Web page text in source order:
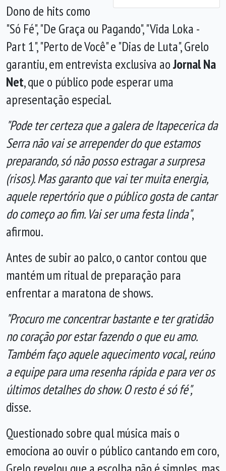
Dono de hits como
"Só Fé", "De Graça ou Pagando", "Vida Loka -
Part 1", "Perto de Você" e "Dias de Luta", Grelo
garantiu, em entrevista exclusiva aoJornal Na
Net, que o público pode esperar uma
apresentação especial.
"Pode ter certeza que a galera de Itapecerica da
Serra não vai se arrepender do que estamos
preparando, só não posso estragar a surpresa
(risos). Mas garanto que vai ter muita energia,
aquele repertório que o público gosta de cantar
do começo ao fim. Vai ser uma festa linda",
afirmou.
Antes de subir ao palco, o cantor contou que
mantém um ritual de preparação para
enfrentar a maratona de shows.
"Procuro me concentrar bastante e ter gratidão
no coração por estar fazendo o que eu amo.
Também faço aquele aquecimento vocal, reúno
a equipe para uma resenha rápida e para ver os
últimos detalhes do show. O resto é só fé",
disse.
Questionado sobre qual música mais o
emociona ao ouvir o público cantando em coro,